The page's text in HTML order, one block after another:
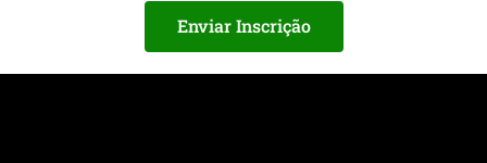
Enviar Inscrição